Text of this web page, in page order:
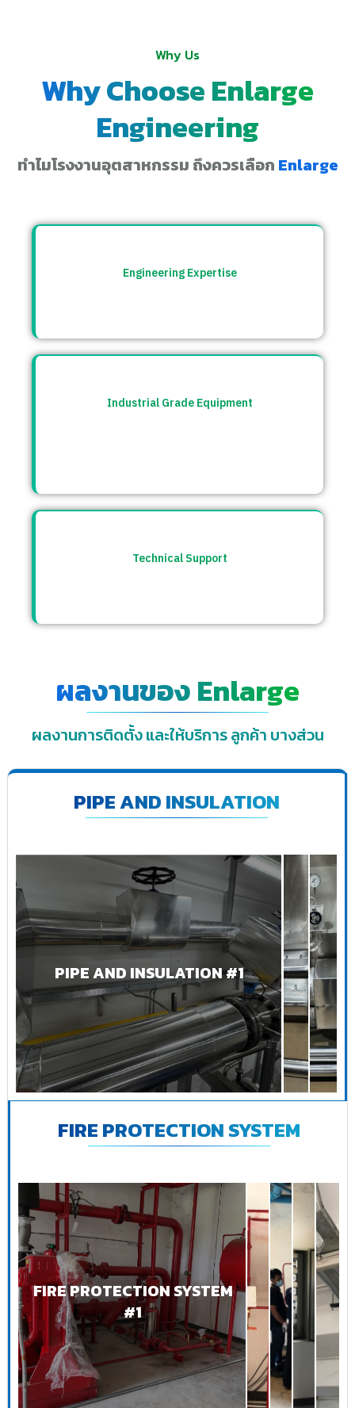
Why Us
Why Choose Enlarge
Engineering
ทำไมโรงงานอุตสาหกรรม ถึงควรเลือก Enlarge
Engineering Expertise
Industrial Grade Equipment
Technical Support
ผลงานของ Enlarge
ผลงานการติดตั้ง และให้บริการ ลูกค้า บางส่วน
PIPE AND INSULATION
PIPE AND INSULATION #1
FIRE PROTECTION SYSTEM
FIRE PROTECTION SYSTEM
#1